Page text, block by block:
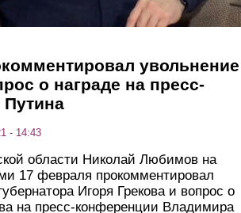
увольнение
о награде на пресс-
- 14:43
области Николай Любимов на
17 февраля прокомментировал
Игоря Грекова и вопрос о
на пресс-конференции Владимира